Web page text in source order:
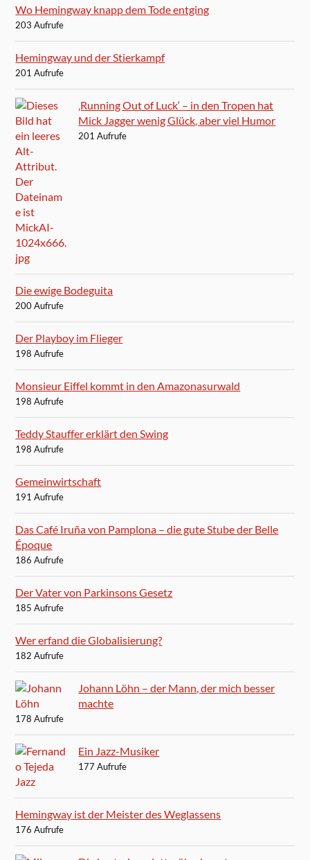
Wo Hemingway knapp dem Tode entging
203 Aufrufe
Hemingway und der Stierkampf
201 Aufrufe
‚Running Out of Luck‘ – in den Tropen hat
Mick Jagger wenig Glück, aber viel Humor
201 Aufrufe
Die ewige Bodeguita
200 Aufrufe
Der Playboy im Flieger
198 Aufrufe
Monsieur Eiffel kommt in den Amazonasurwald
198 Aufrufe
Teddy Stauffer erklärt den Swing
198 Aufrufe
Gemeinwirtschaft
191 Aufrufe
Das Café Iruña von Pamplona – die gute Stube der Belle
Époque
186 Aufrufe
Der Vater von Parkinsons Gesetz
185 Aufrufe
Wer erfand die Globalisierung?
182 Aufrufe
Johann Löhn – der Mann, der mich besser
machte
178 Aufrufe
Ein Jazz-Musiker
177 Aufrufe
Hemingway ist der Meister des Weglassens
176 Aufrufe